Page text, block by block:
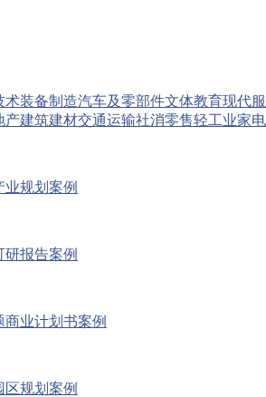
术装备制造汽车及零部件文体教育现代
产建筑建材交通运输社消零售轻工业家
业规划案例
研报告案例
商业计划书案例
区规划案例